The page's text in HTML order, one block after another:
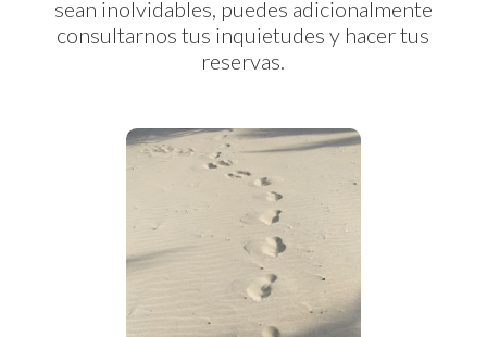
sean inolvidables, puedes adicionalmente
consultarnos tus inquietudes y hacer tus
reservas.